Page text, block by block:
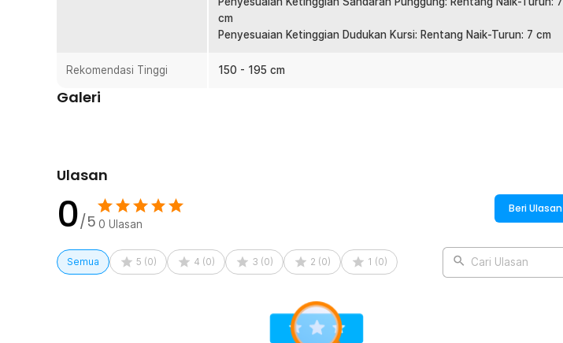
2 x Baut Pendek
1 x Panduan Penggunaan
cm
Penyesuaian Ketinggian Dudukan Kursi: Rentang Naik-Turun: 7 cm
Rekomendasi Tinggi 150 - 195 cm
Galeri
Ulasan
0/5 0 Ulasan
Beri Ulasan
Semua 5 (0) 4 (0) 3 (0) 2 (0) 1 (0) Cari Ulasan